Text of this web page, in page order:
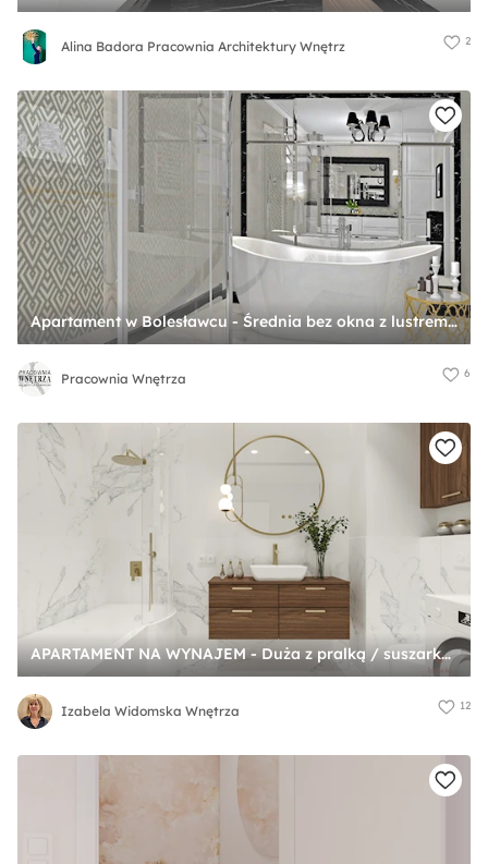
Alina Badora Pracownia Architektury Wnętrz 2
Apartament w Bolesławcu - Średnia bez okna z lustrem z marmurową podłogą łazienka, styl glamour - zdjęcie od Pracownia Wnętrza
Pracownia Wnętrza 6
APARTAMENT NA WYNAJEM - Duża z pralką / suszarką z lustrem łazienka, styl glamour - zdjęcie od Izabela Widomska Wnętrza
Izabela Widomska Wnętrza 12